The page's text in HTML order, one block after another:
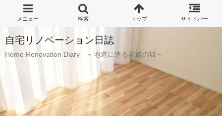
自宅リノベーション日誌
Home Renovation Diary ～地道に造る家族の城～